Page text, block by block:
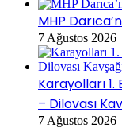
MHP
7 Ağustos 2026
Karayolları
– Dilovası
7 Ağustos 2026